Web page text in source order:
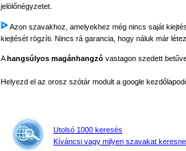
jelölőnégyzetet.
Azon szavakhoz, amelyekhez még nincs saját
kiejtését rögzíti. Nincs rá garancia, hogy náluk már
Ahangsúlyos magánhangzó vastagon szedett
Helyezd el az orosz szótár modult a google
Utolsó 1000 keresés
Kíváncsi vagy milyen szavakat